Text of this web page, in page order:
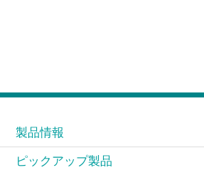
製品情報
ピックアップ製品